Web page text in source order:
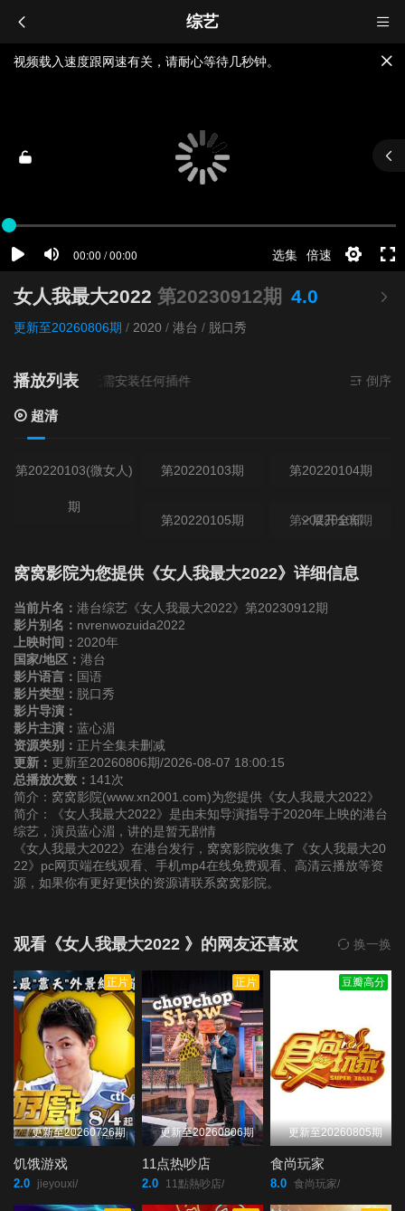
综艺
视频载入速度跟网速有关，请耐心等待几秒钟。
如果无法播放请重新刷新页面，或者切换线路。
女人我最大2022 第20230912期 4.0
更新至20260806期 / 2020 / 港台 / 脱口秀
播放列表
来源超清- 无需安装任何插件 倒序
超清
第20220103(微女人)
期
第20220103期 第20220104期
第20220105期 第20220106期
第20220107期 第20220110(微女人)
期
第20220110期
第20220112期
第20220117期
第20220120期 第20220121期 第20220124(微女人)
期
第20220124期 第20220125期 第20220126期
第20220207期 第20220208期 第20220209期
第20220210期 第20220211期 第20220214期
第20220215期 第20220216期 第20220217期
第20220218期 第20220220期 第20220221(微女人)
期
展开全部
窝窝影院为您提供《女人我最大2022》详细信息
当前片名： 港台综艺《女人我最大2022》第20230912期
影片别名： nvrenwozuida2022
上映时间： 2020年
国家/地区： 港台
影片语言： 国语
影片类型： 脱口秀
影片导演：
影片主演： 蓝心湄
资源类别： 正片全集未删减
更新： 更新至20260806期/2026-08-07 18:00:15
总播放次数： 141次
简介：窝窝影院(www.xn2001.com)为您提供《女人我最大2022》
简介：《女人我最大2022》是由未知导演指导于2020年上映的港台
综艺，演员蓝心湄，讲的是暂无剧情
《女人我最大2022》在港台发行，窝窝影院收集了《女人我最大20
22》pc网页端在线观看、手机mp4在线免费观看、高清云播放等资
源，如果你有更好更快的资源请联系窝窝影院。
观看《女人我最大2022 》的网友还喜欢 换一换
正片
更新至20260726期
饥饿游戏
2.0 jieyouxi/
正片
更新至20260806期
11点热吵店
2.0 11點熱吵店/
豆瓣高分
更新至20260805期
食尚玩家
8.0 食尚玩家/